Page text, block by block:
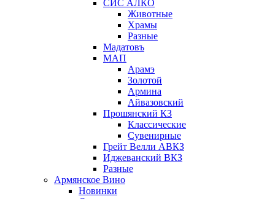
СИС АЛКО
Животные
Храмы
Разные
Мадатовъ
МАП
Арамэ
Золотой
Армина
Айвазовский
Прошянский КЗ
Классические
Сувенирные
Грейт Велли АВКЗ
Иджеванский ВКЗ
Разные
Армянское Вино
Новинки